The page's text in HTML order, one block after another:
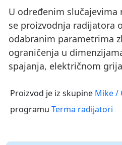
U određenim slučajevima
se proizvodnja radijatora
odabranim parametrima
ograničenja u
spajanja, električnom
Proizvod je iz skupine Mike /
programu Terma radijatori